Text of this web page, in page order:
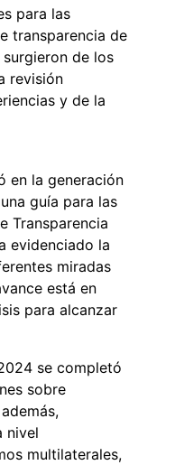
para las
transparencia de
de los
revisión
y de la
en la generación
guía para las
Transparencia
evidenciado la
miradas
está en
para alcanzar
se completó
sobre
nivel
multilaterales,